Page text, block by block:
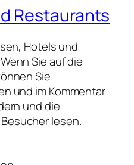
Restaurants
Hotels und
Sie auf die
Sie
und im Kommentar
und die
lesen.